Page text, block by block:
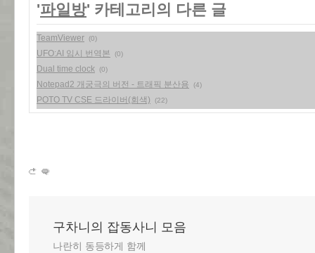
'파일방' 카테고리의 다른 글
TeamViewer (0)
UFO:AI 임시 번역본 (0)
Dual time clock (0)
Notepad2 개궁극의 버전 - 트래픽 분산용 (4)
POTO TV CSE 드라이버(회색) (22)
구차니의 잡동사니 모음
나란히 동등하게 함께